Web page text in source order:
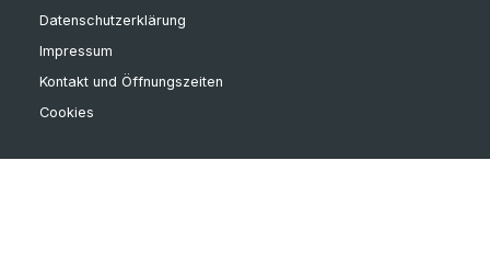
Datenschutzerklärung
Impressum
Kontakt und Öffnungszeiten
Cookies